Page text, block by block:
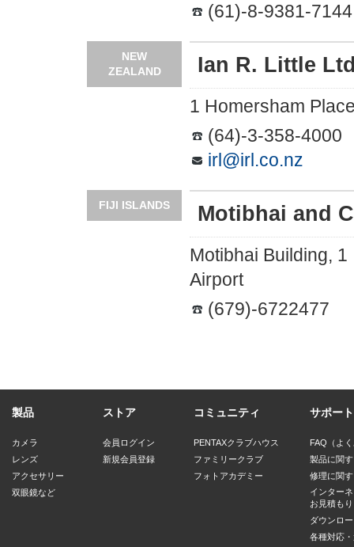
(61)-8-9381-7144
NEW
ZEALAND
Ian R. Little
1 Homersham
(64)-3-358-4000
irl@irl.co.nz
FIJI ISLANDS Motibhai and
Motibhai Building,
Airport
(679)-6722477
製品
カメラ
レンズ
アクセサリー
双眼鏡など
ストア
会員ログイン
新規会員登録
コミュニティ
PENTAXクラブハウス
ファミリークラブ
フォトアカデミー
サポート
FAQ（よ
製品に関
修理に関
インター
お見積もり
ダウンロ
各種対応